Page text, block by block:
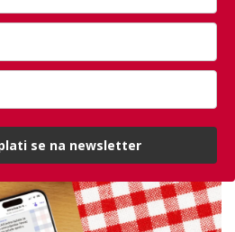
bolnih zglobova?
lakši pokret i ublažavanje
se na newsletter